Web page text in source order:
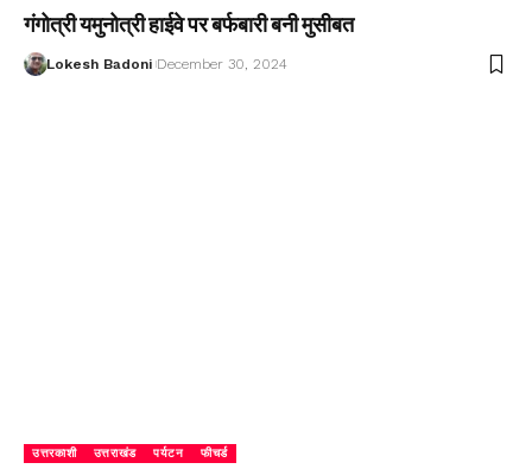
गंगोत्री यमुनोत्री हाईवे पर बर्फबारी बनी मुसीबत
Lokesh Badoni December 30, 2024
उत्तरकाशी उत्तराखंड पर्यटन फीचर्ड